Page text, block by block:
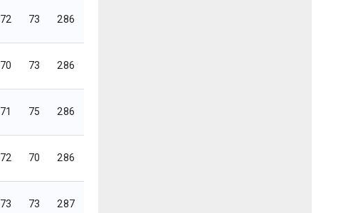
72 73 286
70 73 286
71 75 286
72 70 286
73 73 287